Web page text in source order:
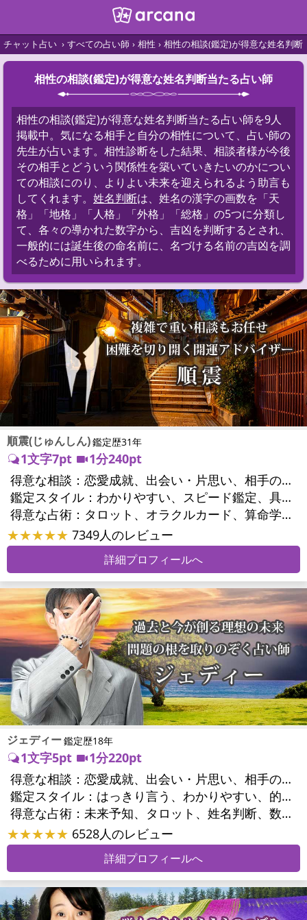
チャット占い すべての占い師 相性 相性の相談(鑑定)が得意な姓名判断
相性の相談(鑑定)が得意な姓名判断当たる占い師
相性の相談(鑑定)が得意な姓名判断当たる占い師を9人
掲載中。気になる相手と自分の相性について、占い師の
先生が占います。相性診断をした結果、相談者様が今後
その相手とどういう関係性を築いていきたいのかについ
ての相談にのり、よりよい未来を迎えられるよう助言も
してくれます。 姓名判断は、姓名の漢字の画数を「天
格」「地格」「人格」「外格」「総格」の5つに分類し
て、各々の導かれた数字から、吉凶を判断するとされ、
一般的には誕生後の命名前に、名づける名前の吉凶を調
べるために用いられます。
順震(じゅんしん)鑑定歴31年
1文字7pt
1分240pt
得意な相談：
恋愛成就、出会い・片思い、相手の気持ち、相性、縁結び、結婚、男心・女心、二人の今後、複雑な恋愛、三角関係、浮気、不倫、離婚、家庭問題、夫婦問題、相続関係、方位、開運指導、金運
鑑定スタイル：
わかりやすい、スピード鑑定、具体的、的確、納得感、とても話しやすい、勇気をくれる、実力派
得意な占術：
タロット、オラクルカード、算命学、風水、姓名判断、九星気学、四柱推命、占星術、数秘術、易学、手相、人相(顔相)、縁結び
★★★★★ 7349人のレビュー
詳細プロフィールへ
ジェディー鑑定歴18年
1文字5pt
1分220pt
得意な相談：
恋愛成就、出会い・片思い、相手の気持ち、相性、結婚、男心・女心、二人の今後、複雑な恋愛、三角関係、浮気、不倫、復縁、離婚、人間関係、職場の人間関係、対人関係、仕事運、適職、天職、転職、進路、就職、人生全般、経営相談、人事、開業、廃業、夢、目標、ビジネスチャンス、家族関係、夫婦関係、家庭問題、夫婦問題、育児・子育て、シングルマザー、精神問題、心の問題、トラウマ、ストレス、いじめ、人生相談、夢診断、引越し・転居、開運指導、金運
鑑定スタイル：
はっきり言う、わかりやすい、的確、友達のように相談できる、とても話しやすい、じっくり聞いてくれる、前向き・元気になれる、実力派
得意な占術：
未来予知、タロット、姓名判断、数秘術、夢診断、陰陽五行、ダウジング、ルーン、パワーストーン、オリジナル占術
★★★★★ 6528人のレビュー
詳細プロフィールへ